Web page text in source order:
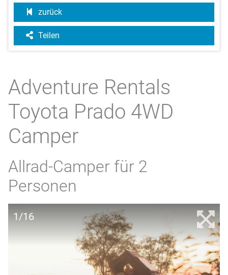
zurück
Teilen
Adventure Rentals
Toyota Prado 4WD
Camper
Allrad-Camper für 2
Personen
1/16